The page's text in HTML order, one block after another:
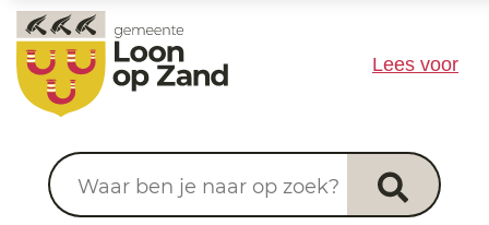
Waar ben je naar op zoek?
Lees voor